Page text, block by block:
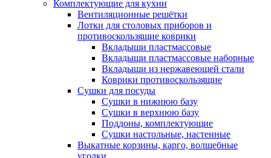
Комплектующие для кухни
Вентиляционные решётки
Лотки для столовых приборов и
противоскользящие коврики
Вкладыши пластмассовые
Вкладыши пластмассовые наборные
Вкладыши из нержавеющей стали
Коврики противоскользящие
Сушки для посуды
Сушки в нижнюю базу
Сушки в верхнюю базу
Поддоны, комплектующие
Сушки настольные, настенные
Выкатные корзины, карго, волшебные
уголки